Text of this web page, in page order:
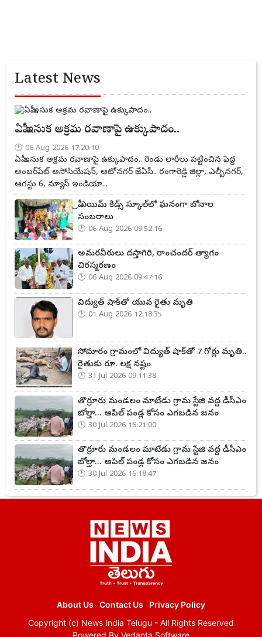
Latest News
ఏపీ ఇసుక అక్రమ రవాణాపై ఉక్కుపాదం..
06 Aug 2026 17:20:10
ఏపీ ఇసుక అక్రమ రవాణాపై ఉక్కుపాదం.. రెండు లారీలు పట్టించిన పెద్ద
అంబర్‌పేట్ అసోసియేషన్, ఆటోనగర్ జేఏసీ.. రంగారెడ్డి జిల్లా, ఎల్బీనగర్,
ఆగస్టు 6, న్యూస్ ఇండియా...
ప్రీ ఎయిమ్ కిడ్స్ స్కూల్‌లో ఘనంగా బోనాల
సంబరాలు
06 Aug 2026 09:52:16
అమరవీరులు దస్తాగిరి, రాంచందర్ త్యాగం
చిరస్మరణం
06 Aug 2026 09:47:16
విద్యుత్ షాక్‌తో యువ రైతు మృతి
01 Aug 2026 12:18:35
సోమారం గ్రామంలో విద్యుత్ షాక్‌తో 7 గోర్లు మృతి..
రైతుకు రూ. లక్ష నష్టం
31 Jul 2026 09:11:38
తొర్రూరు మండలం మాటేడు గ్రామ స్టేజి వద్ద డీసీఎం
బోల్తా... ఆపిల్ పండ్ల కోసం ఎగబడిన జనం
30 Jul 2026 16:21:00
తొర్రూరు మండలం మాటేడు గ్రామ స్టేజి వద్ద డీసీఎం
బోల్తా... ఆపిల్ పండ్ల కోసం ఎగబడిన జనం
30 Jul 2026 16:18:47
About Us Contact Us
Privacy Policy
Copyright (c) News India Telugu - All Rights Reserved
Powered By Vedanta Software